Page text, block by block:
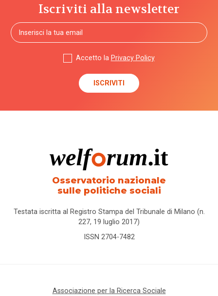
Iscriviti alla newsletter
Accetto la Privacy Policy
Osservatorio nazionale
sulle politiche sociali
Testata iscritta al Registro Stampa del Tribunale di Milano (n.
227, 19 luglio 2017)
ISSN 2704-7482
Associazione per la Ricerca Sociale